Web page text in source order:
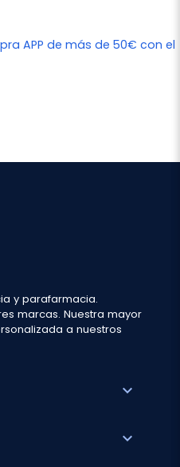
APP de más de 50€ con el
y parafarmacia.
marcas. Nuestra mayor
a nuestros
expand_more
expand_more